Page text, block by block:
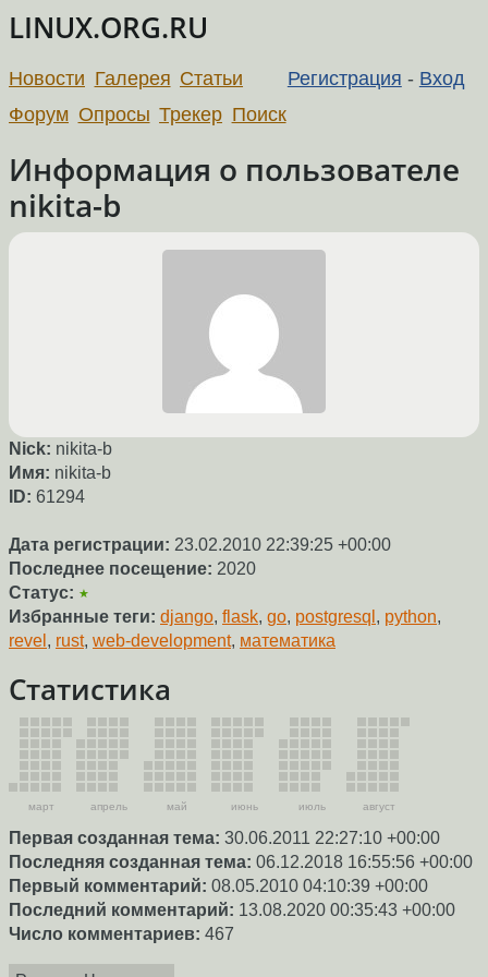
LINUX.ORG.RU
Регистрация - Вход
Новости Галерея Статьи
Форум Опросы Трекер Поиск
Информация о пользователе
nikita-b
Nick: nikita-b
Имя: nikita-b
ID: 61294
Дата регистрации: 23.02.2010 22:39:25 +00:00
Последнее посещение: 2020
Статус: ★
Избранные теги: django, flask, go, postgresql , python,
revel , rust, web-development, математика
Статистика
март апрель май июнь июль август
Первая созданная тема: 30.06.2011 22:27:10 +00:00
Последняя созданная тема: 06.12.2018 16:55:56 +00:00
Первый комментарий: 08.05.2010 04:10:39 +00:00
Последний комментарий: 13.08.2020 00:35:43 +00:00
Число комментариев: 467